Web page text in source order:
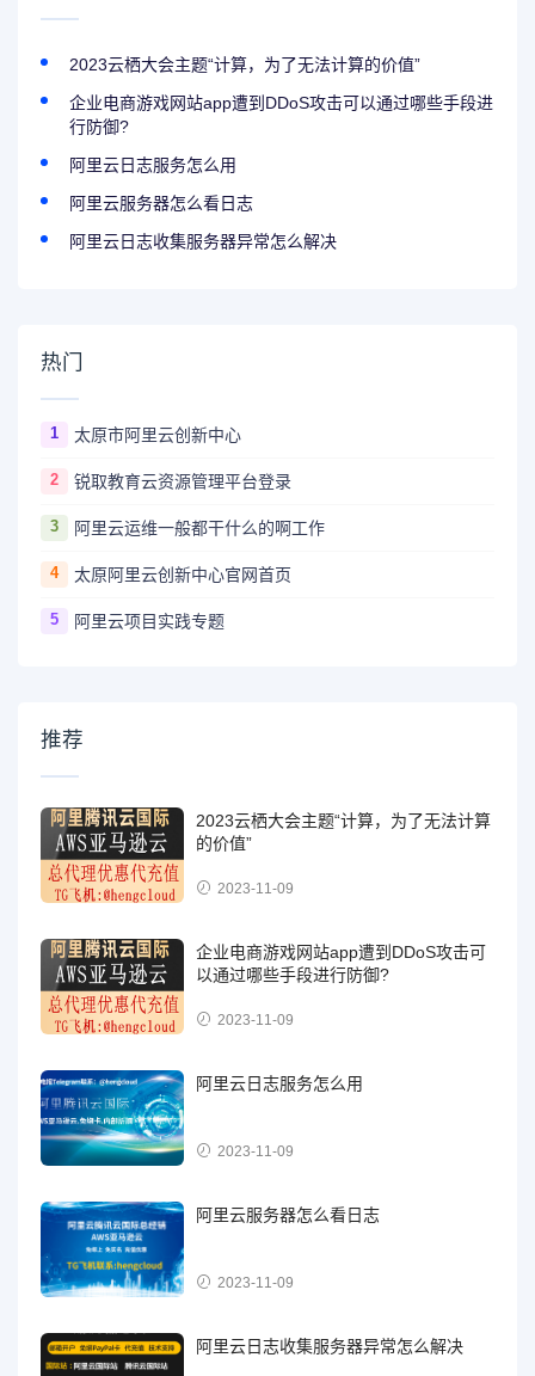
2023云栖大会主题“计算，为了无法计算的价值”
企业电商游戏网站app遭到DDoS攻击可以通过哪些手段进
行防御?
阿里云日志服务怎么用
阿里云服务器怎么看日志
阿里云日志收集服务器异常怎么解决
热门
1 太原市阿里云创新中心
2 锐取教育云资源管理平台登录
3 阿里云运维一般都干什么的啊工作
4 太原阿里云创新中心官网首页
5 阿里云项目实践专题
推荐
2023云栖大会主题“计算，为了无法计算
的价值”
2023-11-09
企业电商游戏网站app遭到DDoS攻击可
以通过哪些手段进行防御?
2023-11-09
阿里云日志服务怎么用
2023-11-09
阿里云服务器怎么看日志
2023-11-09
阿里云日志收集服务器异常怎么解决